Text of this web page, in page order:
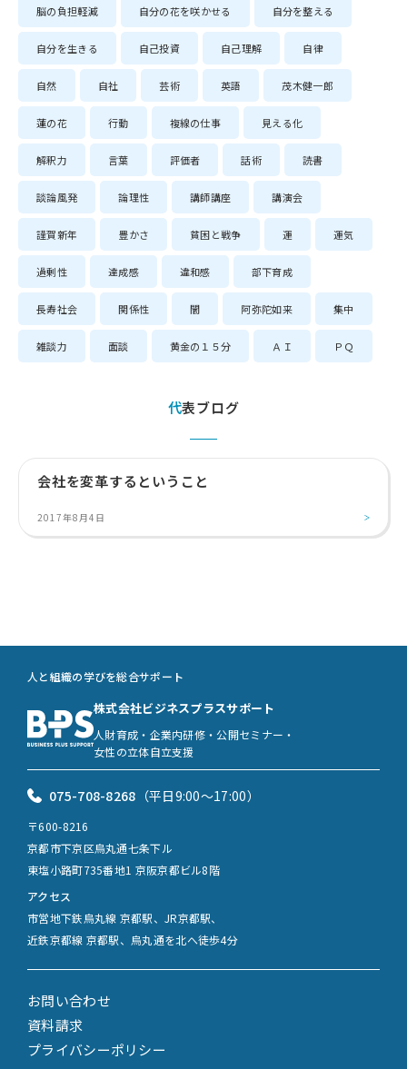
脳の負担軽減 自分の花を咲かせる 自分を整える
自分を生きる 自己投資 自己理解 自律
自然 自社 芸術 英語 茂木健一郎
蓮の花 行動 複線の仕事 見える化
解釈力 言葉 評価者 話術 読書
談論風発 論理性 講師講座 講演会
謹賀新年 豊かさ 貧困と戦争 運 運気
過剰性 達成感 違和感 部下育成
長寿社会 関係性 闇 阿弥陀如来 集中
雑談力 面談 黄金の１５分 ＡＩ ＰＱ
代表ブログ
会社を変革するということ
2017年8月4日
お問い合わせ
資料請求
プライバシーポリシー
人と組織の学びを総合サポート
株式会社ビジネスプラスサポート
人財育成・企業内研修・公開セミナー・
女性の立体自立支援
075-708-8268 （平日9:00〜17:00）
〒600-8216
京都市下京区烏丸通七条下ル
東塩小路町735番地1 京阪京都ビル8階
アクセス
市営地下鉄烏丸線 京都駅、JR京都駅、
近鉄京都線 京都駅、烏丸通を北へ徒歩4分